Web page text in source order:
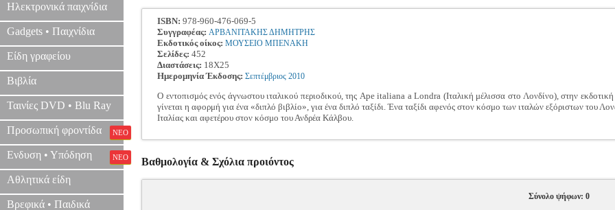
Ηλεκτρονικά παιχνίδια
Gadgets • Παιχνίδια
Είδη γραφείου
Βιβλία
Ταινίες DVD • Blu Ray
Προσωπική φροντίδα ΝΕΟ
Ενδυση • Υπόδηση ΝΕΟ
Αθλητικά είδη
Βρεφικά • Παιδικά
ISBN: 978-960-476-069-5
Συγγραφέας: ΑΡΒΑΝΙΤΑΚΗΣ ΔΗΜΗΤΡΗΣ
Εκδοτικός οίκος: ΜΟΥΣΕΙΟ ΜΠΕΝΑΚΗ
Σελίδες: 452
Διαστάσεις: 18Χ25
Ημερομηνία Έκδοσης: Σεπτέμβριος 2010
Ο εντοπισμός ενός άγνωστου ιταλικού περιοδικού, της Ape italiana a Londra (Ιταλική μέλισσα στο Λονδίνο), στην
γίνεται η αφορμή για ένα «διπλό βιβλίο», για ένα διπλό ταξίδι. Ένα ταξίδι αφενός στον κόσμο των ιταλών εξόριστων του
Ιταλίας και αφετέρου στον κόσμο του Ανδρέα Κάλβου.
Βαθμολογία & Σχόλια προιόντος
Σύνολο ψήφων: 0